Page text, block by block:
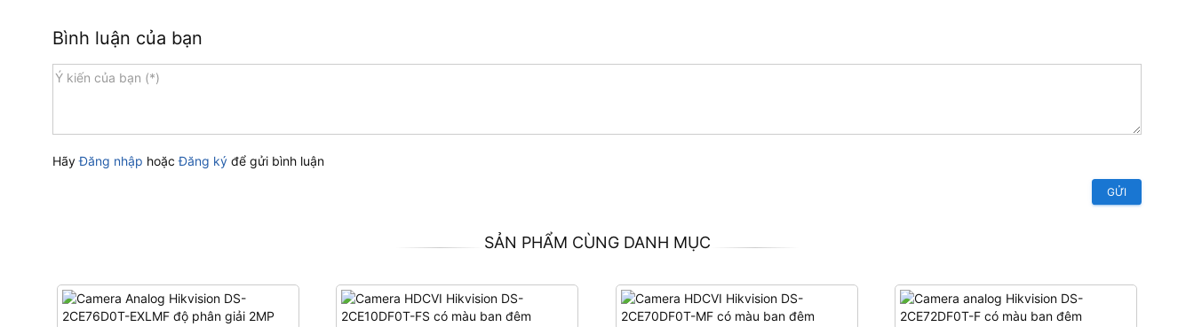
Bình luận của bạn
HãyĐăng nhập hoặcĐăng ký để gửi bình luận
GỬI
SẢN PHẨM CÙNG DANH MỤC